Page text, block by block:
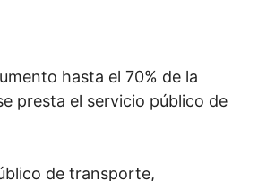
hasta el 70% de la
presta el servicio público de
de transporte,